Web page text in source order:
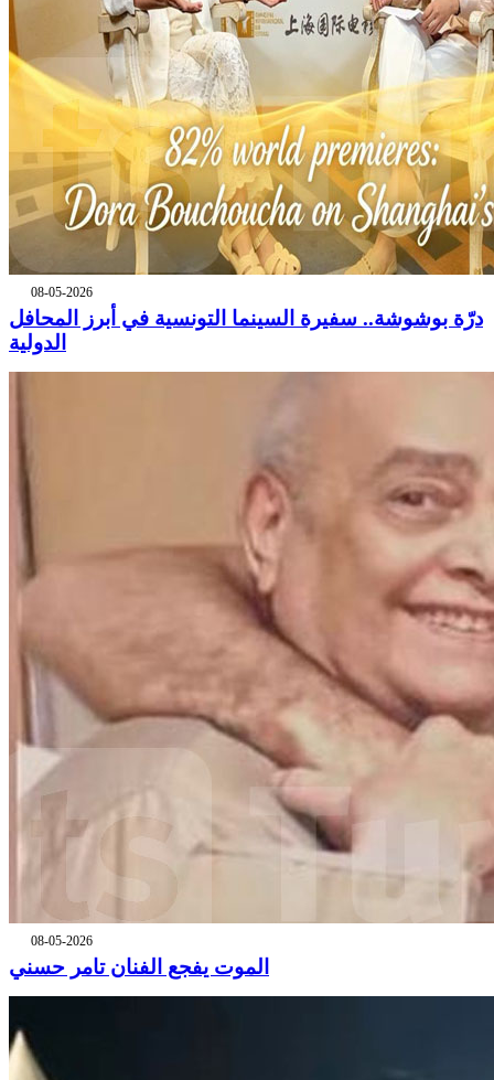
08-05-2026
درّة بوشوشة.. سفيرة السينما التونسية في أبرز المحافل
الدولية
08-05-2026
الموت يفجع الفنان تامر حسني